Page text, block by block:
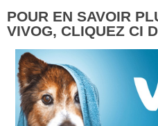
POUR EN SAVOIR
VIVOG, CLIQUEZ CI